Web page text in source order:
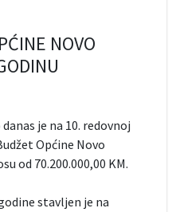
NOVO
je na 10. redovnoj
Općine Novo
od 70.200.000,00 KM.
stavljen je na